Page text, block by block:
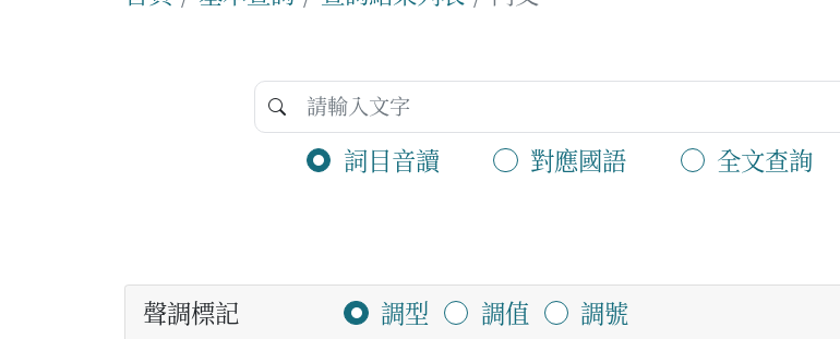
詞目音讀 對應國語 全文查詢
聲調標記 調型 調值 調號